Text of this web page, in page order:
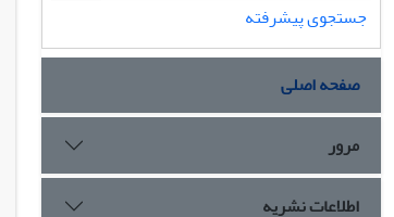
جستجوی پیشرفته
صفحه اصلی
مرور
اطلاعات نشریه